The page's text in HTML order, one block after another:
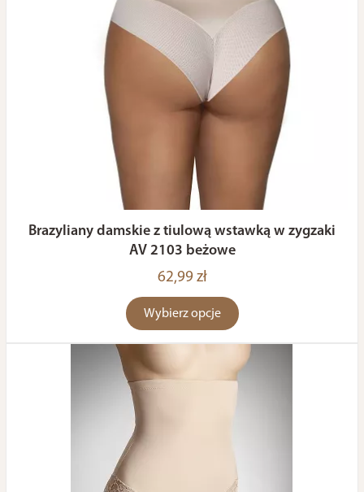
Brazyliany damskie z tiulową wstawką w zygzaki
AV 2103 beżowe
62,99 zł
Wybierz opcje